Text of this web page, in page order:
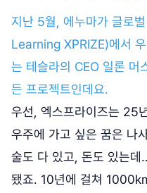
지난 5월, 에누마가 글로
Learning XPRIZE)에서
는 테슬라의 CEO 일론
든 프로젝트인데요.
우선, 엑스프라이즈는 25
우주에 가고 싶은 꿈은 나
술도 다 있고, 돈도 있는
됐죠. 10년에 걸쳐